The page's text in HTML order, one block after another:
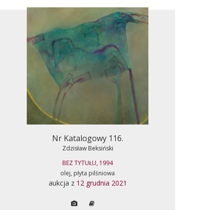
Nr Katalogowy 116.
Zdzisław Beksiński
BEZ TYTUŁU, 1994
olej, płyta pilśniowa
aukcja z 12 grudnia 2021